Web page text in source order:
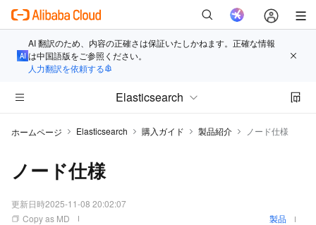
AI 翻訳のため、内容の正確さは保証いたしかねます。正確な情報
は中国語版をご参照ください。
人力翻訳を依頼する
Elasticsearch
ホームページ Elasticsearch 購入ガイド 製品紹介 ノード仕様
ノード仕様
更新日時2025-11-08 20:02:07
Copy as MD
製品